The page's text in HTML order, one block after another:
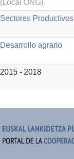
(Local ONG)
Sectores Productivos
Desarrollo agrario
2015 - 2018